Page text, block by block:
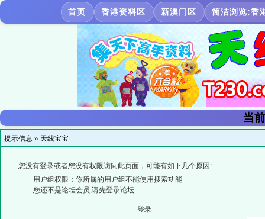
首页 香港资料区 新澳门区 简洁浏览:香
当
提示信息 » 天线宝宝
您没有登录或者您没有权限访问此页面，可能有如下几个原因:
用户组权限：你所属的用户组不能使用搜索功能
您还不是论坛会员,请先登录论坛
登录